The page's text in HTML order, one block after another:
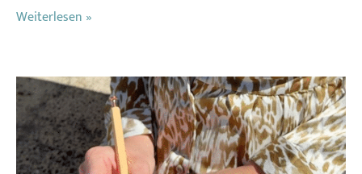
Weiterlesen »